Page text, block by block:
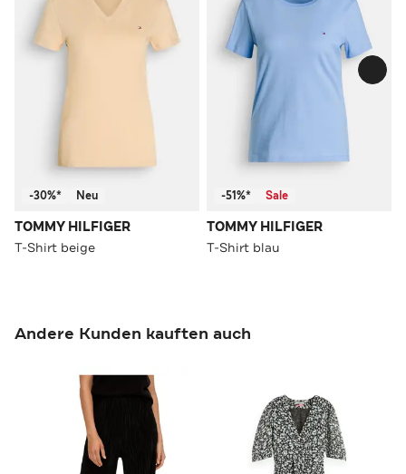
-30%* Neu
TOMMY HILFIGER
T-Shirt beige
-51%* Sale
TOMMY HILFIGER
T-Shirt blau
Andere Kunden kauften auch